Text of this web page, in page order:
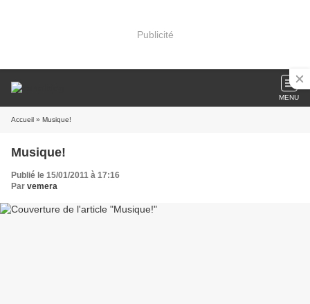
Publicité
MENU
Accueil » Musique!
Musique!
Publié le 15/01/2011 à 17:16
Par vemera